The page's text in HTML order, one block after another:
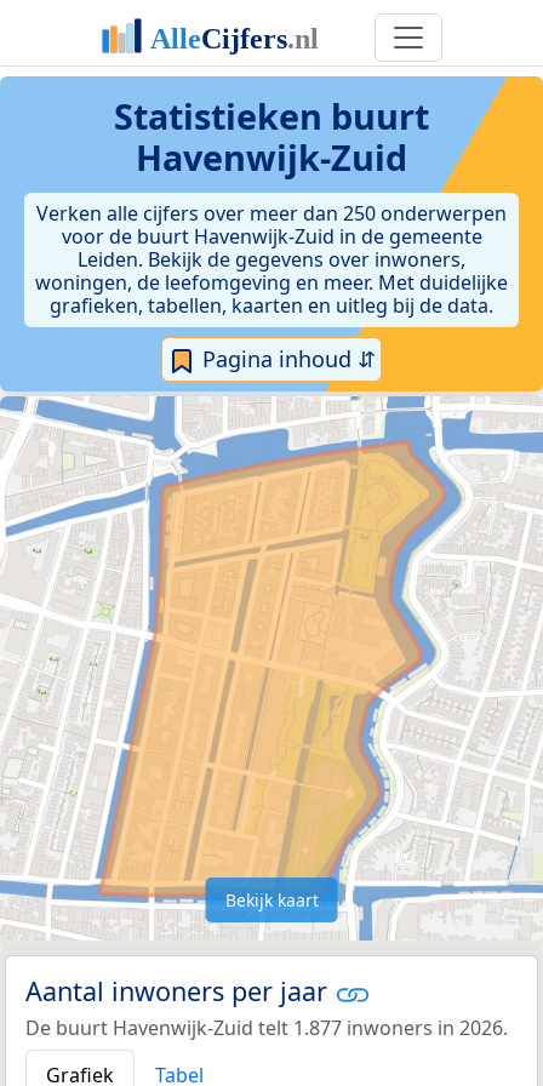
Statistieken buurt
Havenwijk-Zuid
Verken alle cijfers over meer dan 250 onderwerpen
voor de buurt Havenwijk-Zuid in de gemeente
Leiden. Bekijk de gegevens over inwoners,
woningen, de leefomgeving en meer. Met duidelijke
grafieken, tabellen, kaarten en uitleg bij de data.
Pagina inhoud ⇵
Bekijk kaart
Aantal inwoners per jaar
De buurt Havenwijk-Zuid telt 1.877 inwoners in 2026.
Grafiek
Tabel